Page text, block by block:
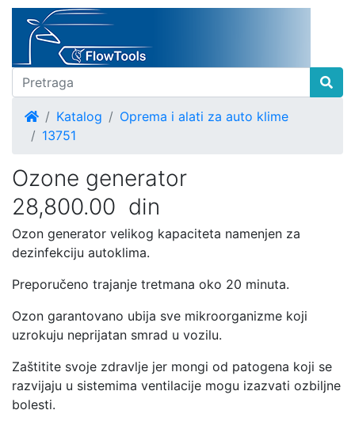
HomeKatalog
Oprema i alati za auto klime
13751
Ozone generator
28,800.00 din
Ozon generator velikog kapaciteta namenjen za
dezinfekciju autoklima.
Preporučeno trajanje tretmana oko 20 minuta.
Ozon garantovano ubija sve mikroorganizme koji
uzrokuju neprijatan smrad u vozilu.
Zaštitite svoje zdravlje jer mongi od patogena koji se
razvijaju u sistemima ventilacije mogu izazvati ozbiljne
bolesti.